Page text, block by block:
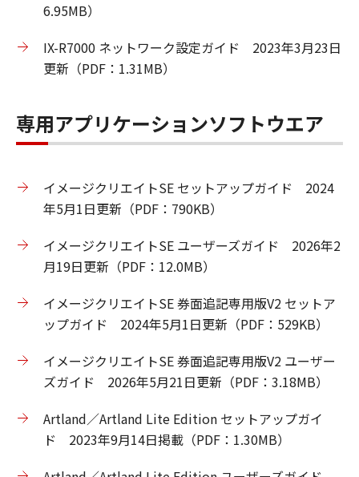
6.95MB）
IX-R7000 ネットワーク設定ガイド 2023年3月23日
更新（PDF：1.31MB）
専用アプリケーションソフトウエア
イメージクリエイトSE セットアップガイド 2024
年5月1日更新（PDF：790KB）
イメージクリエイトSE ユーザーズガイド 2026年2
月19日更新（PDF：12.0MB）
イメージクリエイトSE 券面追記専用版V2 セットア
ップガイド 2024年5月1日更新（PDF：529KB）
イメージクリエイトSE 券面追記専用版V2 ユーザー
ズガイド 2026年5月21日更新（PDF：3.18MB）
Artland／Artland Lite Edition セットアップガイ
ド 2023年9月14日掲載（PDF：1.30MB）